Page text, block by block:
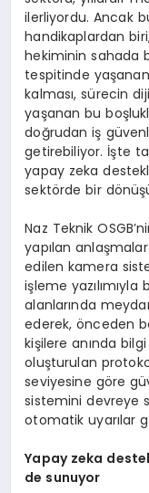
ilerliyordu. Ancak
handikaplardan
hekiminin sahada
tespitinde yaşanan
kalması, sürecin
yaşanan bu
doğrudan iş
getirebiliyor. İşte
yapay zeka
sektörde bir
Naz Teknik
yapılan
edilen kamera
işleme yazılımıyla
alanlarında
ederek, önceden
kişilere anında
oluşturulan
seviyesine göre
sistemini devreye
otomatik uyarılar
Yapay zeka
de sunuyor